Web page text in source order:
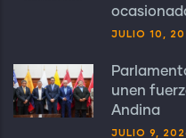
JULIO 10,
unen
Andina
JULIO 9,